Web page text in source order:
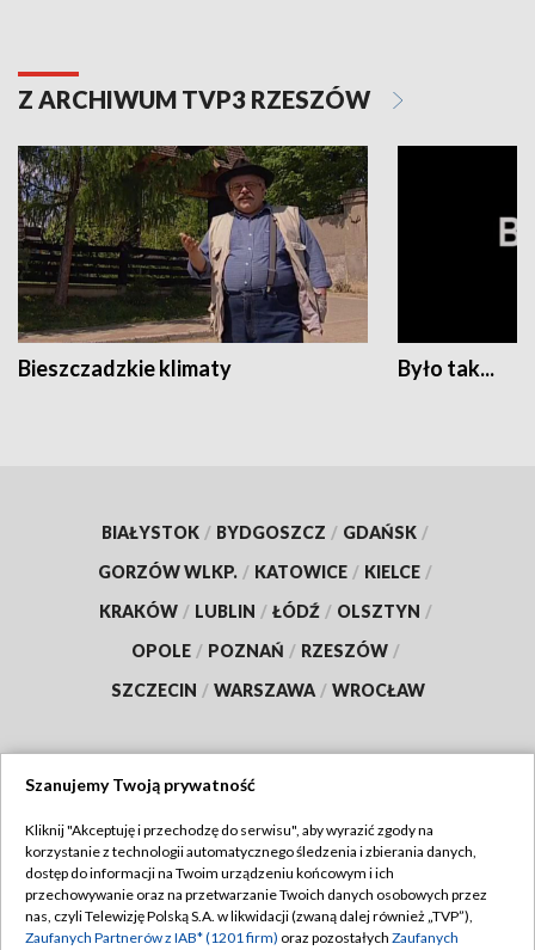
Z ARCHIWUM TVP3 RZESZÓW
Bieszczadzkie klimaty Było tak...
BIAŁYSTOK / BYDGOSZCZ / GDAŃSK /
GORZÓW WLKP. / KATOWICE / KIELCE /
KRAKÓW / LUBLIN / ŁÓDŹ / OLSZTYN /
OPOLE / POZNAŃ / RZESZÓW /
SZCZECIN / WARSZAWA / WROCŁAW
TVP
Abonament TVP
Emisja w TVP
Regulamin TVP
Polityka prywatności
Szanujemy Twoją prywatność
Kliknij "Akceptuję i przechodzę do serwisu", aby wyrazić zgody na
korzystanie z technologii automatycznego śledzenia i zbierania danych,
dostęp do informacji na Twoim urządzeniu końcowym i ich
przechowywanie oraz na przetwarzanie Twoich danych osobowych przez
nas, czyli Telewizję Polską S.A. w likwidacji (zwaną dalej również „TVP”),
Zaufanych Partnerów z IAB* (1201 firm) oraz pozostałych Zaufanych